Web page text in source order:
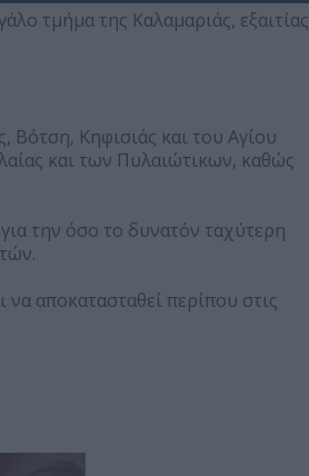
τμήμα της Καλαμαριάς, εξαιτίας
Βότση, Κηφισιάς και του Αγίου
και των Πυλαιώτικων, καθώς
την όσο το δυνατόν ταχύτερη
αποκατασταθεί περίπου στις